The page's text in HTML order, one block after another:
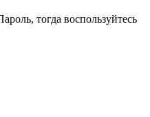
тогда воспользуйтесь